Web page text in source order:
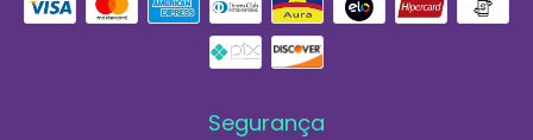
Segurança